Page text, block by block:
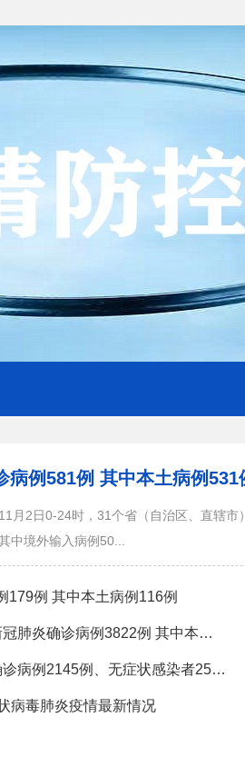
状病毒肺炎疫情最新情况
病例581例 其中本土病例531
月2日0-24时，31个省（自治区、直辖市
中境外输入病例50...
179例 其中本土病例116例
肺炎确诊病例3822例 其中本…
病例2145例、无症状感染者25…
病毒肺炎疫情最新情况